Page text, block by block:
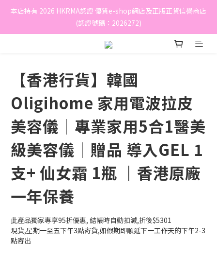
本店持有 2026 HKRMA認證 優質e-shop網店及正版正貨信譽商店
(認證號碼：2026272)
【香港行貨】韓國
Oligihome 家用電波拉皮
美容儀｜專業家用5合1醫美
級美容儀｜贈品 導入GEL 1
支+ 仙女霜 1瓶 ｜香港原廠
一年保養
此產品獨家專享95折優惠, 結帳時自動扣減,折後$5301
現貨,星期一至五下午3點寄貨,如假期即順延下一工作天的下午2-3
點寄出